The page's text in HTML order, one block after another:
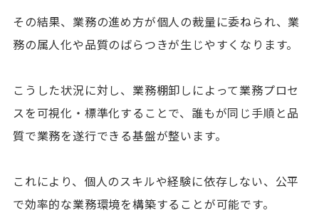
その結果、業務の進め方が個人の裁量に委ねられ、業
務の属人化や品質のばらつきが生じやすくなります。
こうした状況に対し、業務棚卸しによって業務プロセ
スを可視化・標準化することで、誰もが同じ手順と品
質で業務を遂行できる基盤が整います。
これにより、個人のスキルや経験に依存しない、公平
で効率的な業務環境を構築することが可能です。